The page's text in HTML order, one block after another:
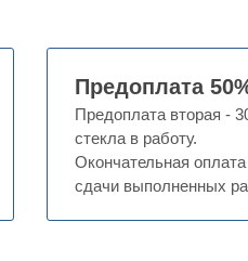
Предоплата
Предоплата вторая -
стекла в работу.
Окончательная
сдачи выполненных